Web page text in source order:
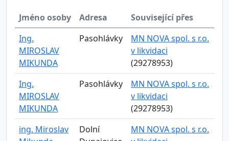
Jméno osoby Adresa
Související přes
Ing.
MIROSLAV
MIKUNDA
Pasohlávky
MN NOVA spol. s r.o.
v likvidaci
(29278953)
Ing.
MIROSLAV
MIKUNDA
Pasohlávky
MN NOVA spol. s r.o.
v likvidaci
(29278953)
ing. Miroslav
Dolní
MN NOVA spol. s r.o.